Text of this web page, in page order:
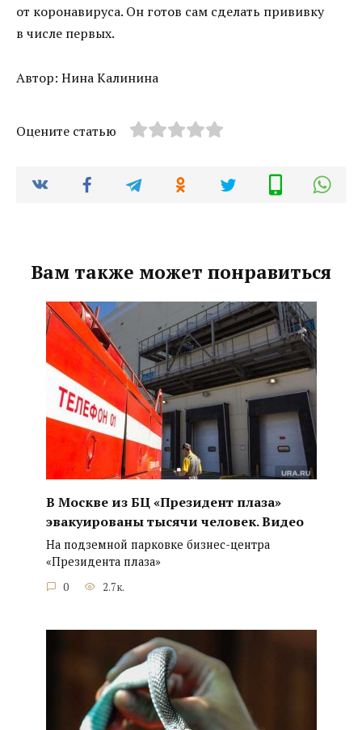
от коронавируса. Он готов сам сделать прививку
в числе первых.
Автор: Нина Калинина
Оцените статью
Вам также может понравиться
В Москве из БЦ «Президент плаза»
эвакуированы тысячи человек. Видео
На подземной парковке бизнес-центра
«Президента плаза»
0 2.7к.